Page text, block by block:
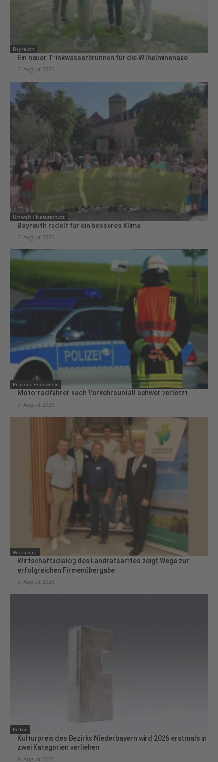
Bayreuth
Ein neuer Trinkwasserbrunnen für die Wilhelminenaue
6. August 2026
Umwelt / Naturschutz
Bayreuth radelt für ein besseres Klima
6. August 2026
Polizei / Feuerwehr
Motorradfahrer nach Verkehrsunfall schwer verletzt
5. August 2026
Wirtschaft
Wirtschaftsdialog des Landratsamtes zeigt Wege zur
erfolgreichen Firmenübergabe
5. August 2026
Kultur
Kulturpreis des Bezirks Niederbayern wird 2026 erstmals in
zwei Kategorien verliehen
4. August 2026